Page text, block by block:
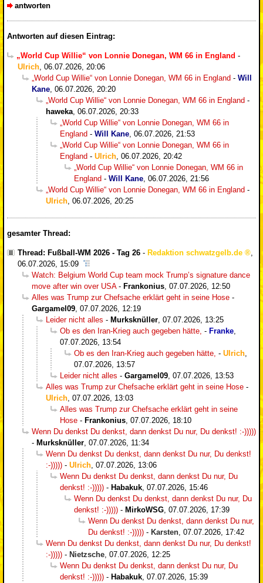
antworten
Antworten auf diesen Eintrag:
„World Cup Willie“ von Lonnie Donegan, WM 66 in England -
Ulrich 06.07.2026, 20:06
„World Cup Willie“ von Lonnie Donegan, WM 66 in England - Will
Kane 06.07.2026, 20:20
„World Cup Willie“ von Lonnie Donegan, WM 66 in England -
haweka 06.07.2026, 20:33
„World Cup Willie“ von Lonnie Donegan, WM 66 in
England - Will Kane 06.07.2026, 21:53
„World Cup Willie“ von Lonnie Donegan, WM 66 in
England - Ulrich 06.07.2026, 20:42
„World Cup Willie“ von Lonnie Donegan, WM 66 in
England - Will Kane 06.07.2026, 21:56
„World Cup Willie“ von Lonnie Donegan, WM 66 in England -
Ulrich 06.07.2026, 20:25
gesamter Thread:
Thread: Fußball-WM 2026 - Tag 26 - Redaktion schwatzgelb.de
,
06.07.2026, 15:09
Watch: Belgium World Cup team mock Trump’s signature dance
move after win over USA- Frankonius, 07.07.2026, 12:50
Alles was Trump zur Chefsache erklärt geht in seine Hose -
Gargamel09, 07.07.2026, 12:19
Leider nicht alles - Murksknüller, 07.07.2026, 13:25
Ob es den Iran-Krieg auch gegeben hätte, - Franke,
07.07.2026, 13:54
Ob es den Iran-Krieg auch gegeben hätte, - Ulrich,
07.07.2026, 13:57
Leider nicht alles - Gargamel09, 07.07.2026, 13:53
Alles was Trump zur Chefsache erklärt geht in seine Hose -
Ulrich, 07.07.2026, 13:03
Alles was Trump zur Chefsache erklärt geht in seine
Hose - Frankonius, 07.07.2026, 18:10
Wenn Du denkst Du denkst, dann denkst Du nur, Du denkst! :-)))))
- Murksknüller, 07.07.2026, 11:34
Wenn Du denkst Du denkst, dann denkst Du nur, Du denkst!
:-))))) - Ulrich, 07.07.2026, 13:06
Wenn Du denkst Du denkst, dann denkst Du nur, Du
denkst! :-))))) - Habakuk, 07.07.2026, 15:46
Wenn Du denkst Du denkst, dann denkst Du nur, Du
denkst! :-))))) - MirkoWSG, 07.07.2026, 17:39
Wenn Du denkst Du denkst, dann denkst Du nur,
Du denkst! :-))))) - Karsten, 07.07.2026, 17:42
Wenn Du denkst Du denkst, dann denkst Du nur, Du denkst!
:-))))) - Nietzsche, 07.07.2026, 12:25
Wenn Du denkst Du denkst, dann denkst Du nur, Du
denkst! :-))))) - Habakuk, 07.07.2026, 15:39